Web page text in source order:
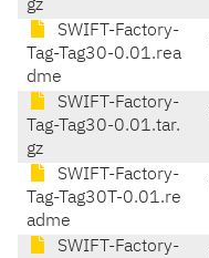
gz
SWIFT-Factory-
Tag-Tag30-0.01.rea
dme
SWIFT-Factory-
Tag-Tag30-0.01.tar.
gz
SWIFT-Factory-
Tag-Tag30T-0.01.re
adme
SWIFT-Factory-